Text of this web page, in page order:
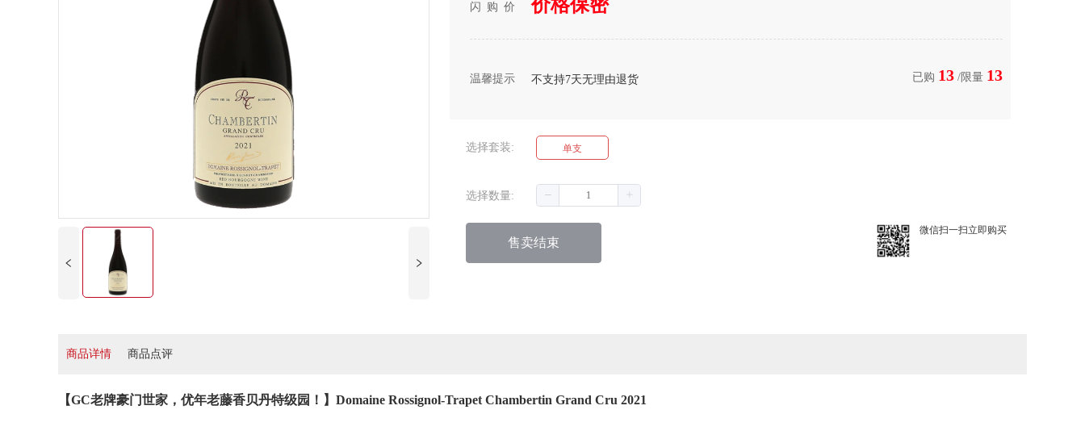
闪购价 价格保密
温馨提示 不支持7天无理由退货 已购 13 /限量 13
选择套装: 单支
选择数量:
售卖结束
微信扫一扫立即购买
商品详情 商品点评
【GC老牌豪门世家，优年老藤香贝丹特级园！】Domaine Rossignol-Trapet Chambertin Grand Cru 2021